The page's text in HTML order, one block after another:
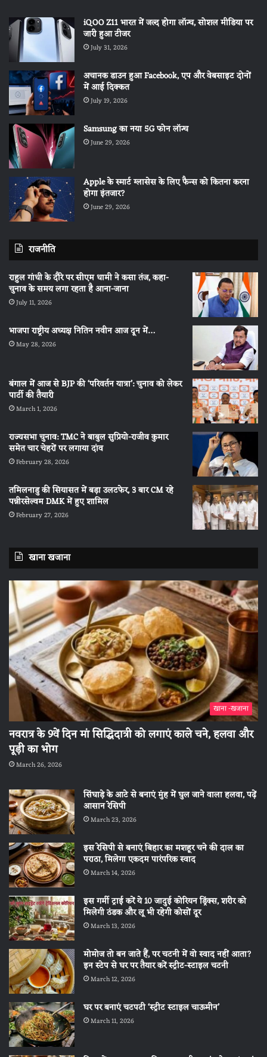
iQOO Z11 भारत में जल्द होगा लॉन्च, सोशल मीडिया पर
जारी हुआ टीजर
July 31, 2026
अचानक डाउन हुआ Facebook, एप और वेबसाइट दोनों
में आई दिक्कत
July 19, 2026
Samsung का नया 5G फोन लॉन्च
June 29, 2026
Apple के स्मार्ट ग्लासेस के लिए फैन्स को कितना करना
होगा इंतजार?
June 29, 2026
राजनीति
राहुल गांधी के दौरे पर सीएम धामी ने कसा तंज, कहा-
चुनाव के समय लगा रहता है आना-जाना
July 11, 2026
भाजपा राष्ट्रीय अध्यक्ष नितिन नवीन आज दून में…
May 28, 2026
बंगाल में आज से BJP की ‘परिवर्तन यात्रा’: चुनाव को लेकर
पार्टी की तैयारी
March 1, 2026
राज्यसभा चुनाव: TMC ने बाबुल सुप्रियो-राजीव कुमार
समेत चार चेहरों पर लगाया दांव
February 28, 2026
तमिलनाडु की सियासत में बड़ा उलटफेर, 3 बार CM रहे
पन्नीरसेल्वम DMK में हुए शामिल
February 27, 2026
खाना खजाना
खाना -खजाना
नवरात्र के 9वें दिन मां सिद्धिदात्री को लगाएं काले चने, हलवा और
पूड़ी का भोग
March 26, 2026
सिंघाड़े के आटे से बनाएं मुंह में घुल जाने वाला हलवा, पढ़ें
आसान रेसिपी
March 23, 2026
इस रेसिपी से बनाएं बिहार का मशहूर चने की दाल का
पराठा, मिलेगा एकदम पारंपरिक स्वाद
March 14, 2026
इस गर्मी ट्राई करें ये 10 जादुई कोरियन ड्रिंक्स, शरीर को
मिलेगी ठंडक और लू भी रहेगी कोसों दूर
March 13, 2026
मोमोज तो बन जाते हैं, पर चटनी में वो स्वाद नहीं आता?
इन स्टेप से घर पर तैयार करें स्ट्रीट-स्टाइल चटनी
March 12, 2026
घर पर बनाएं चटपटी ‘स्ट्रीट स्टाइल चाऊमीन’
March 11, 2026